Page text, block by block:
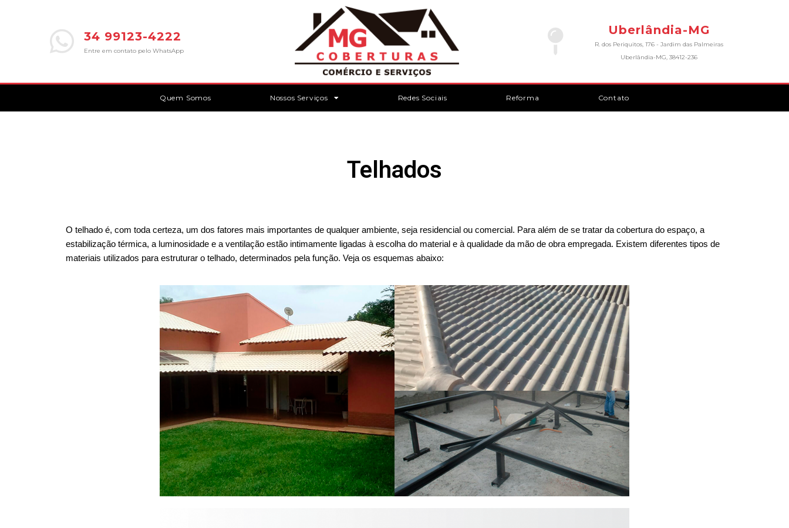
34 99123-4222
Entre em contato pelo WhatsApp
Uberlândia-MG
R. dos Periquitos, 176 - Jardim das Palmeiras
Uberlândia-MG, 38412-236
Quem Somos Nossos Serviços Redes Sociais Reforma Contato
Telhados
O telhado é, com toda certeza, um dos fatores mais importantes de qualquer ambiente, seja residencial ou comercial. Para além de se tratar da cobertura do espaço, a
estabilização térmica, a luminosidade e a ventilação estão intimamente ligadas à escolha do material e à qualidade da mão de obra empregada. Existem diferentes tipos de
materiais utilizados para estruturar o telhado, determinados pela função. Veja os esquemas abaixo: